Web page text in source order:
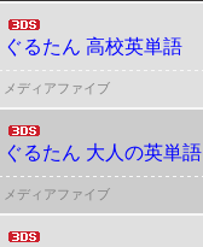
ぐるたん 高校英単語
メディアファイブ
ぐるたん 大人の英単語
メディアファイブ